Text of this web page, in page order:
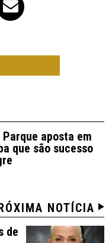
aposta em
que são sucesso
NOTÍCIA
de